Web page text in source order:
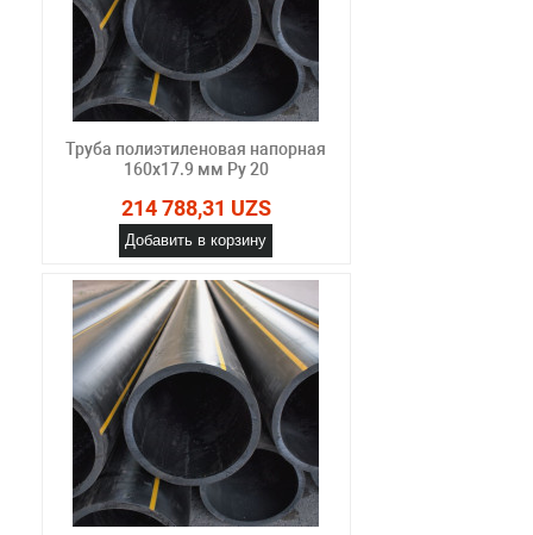
Труба полиэтиленовая напорная
160х17.9 мм Ру 20
214 788,31 UZS
Добавить в корзину